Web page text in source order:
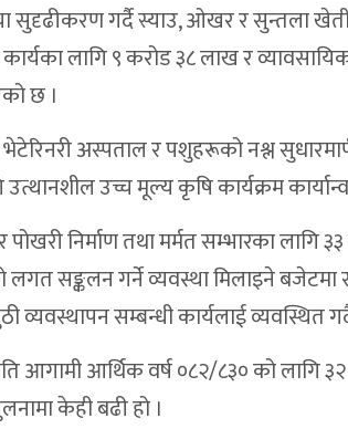
सुदृढीकरण गर्दै स्याउ, ओखर र सुन्तला
कार्यका लागि ९ करोड ३८ लाख र
छ ।
अस्पताल र पशुहरूको नश्ल
उत्थानशील उच्च मूल्य कृषि कार्यक्रम
पोखरी निर्माण तथा मर्मत सम्भारका
लगत सङ्कलन गर्ने व्यवस्था मिलाइने
व्यवस्थापन सम्बन्धी कार्यलाई व्यवस्थित
आगामी आर्थिक वर्ष ०८२/८३० को लागि
केही बढी हो ।